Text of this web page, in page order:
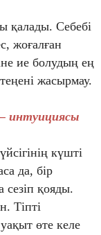
қалады. Себебі
жоғалған
ие болудың ең
жасырмау.
интуициясы
күшті
да, бір
сезіп қояды.
Тіпті
өте келе